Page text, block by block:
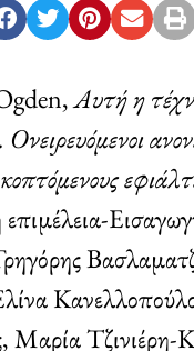
Αυτή η
Μαρία Τζινιέρη-